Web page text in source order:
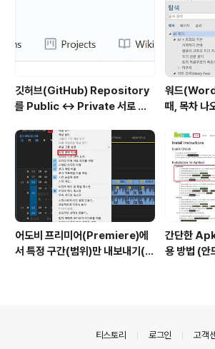
깃허브(GitHub) Repository
를 Public ↔ Private 서로 변
워드
때, 목차 나
어도비 프리미어(Premiere)에
서 특정 구간(범위)만 내보내기(출
간단한
용 방법 (안
티스토리 로그인 고객